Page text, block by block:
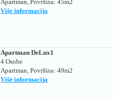
Apartman, Površina: 45m2
Više informacija
Apartman DeLux1
4 Osobe
Apartman, Površina: 49m2
Više informacija